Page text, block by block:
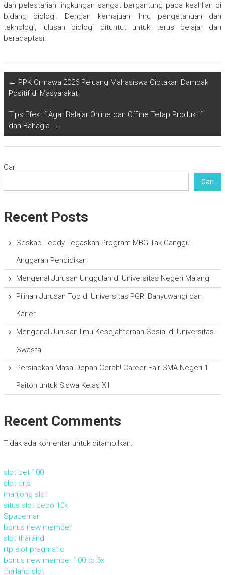
dan pelestarian lingkungan sangat bergantung pada keahlian di
bidang biologi. Dengan kemajuan ilmu pengetahuan dan
teknologi, lulusan biologi dituntut untuk terus belajar dan
beradaptasi.
← PPK Ormawa 2026 Peluang Mahasiswa Ciptakan Dampak
Positif di Masyarakat
Tips Efektif Agar Belajar Online dan Offline Tetap Produktif
dan Bahagia →
Cari
Cari
Recent Posts
Seskab Teddy Tegaskan Program MBG Tak Ganggu
Anggaran Pendidikan
Mengenal Jurusan Unggulan di Universitas Negeri Malang
Pilihan Jurusan Top di Universitas PGRI Banyuwangi dan
Karier
Mengenal Jurusan Ilmu Kesejahteraan Sosial di Universitas
Swasta
Persiapkan Masa Depan Cerah! Career Fair SMA Negeri 1
Paiton untuk Siswa Kelas XII
Recent Comments
Tidak ada komentar untuk ditampilkan.
slot bet 100
slot qris
mahjong slot
situs slot depo 10k
Spaceman
bonus new member
slot thailand
rtp slot pragmatic
bonus new member 100 to 5x
thailand slot